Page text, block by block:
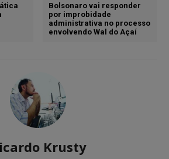
Bolsonaro vai responder
por improbidade
administrativa no processo
envolvendo Wal do Açaí
Krusty